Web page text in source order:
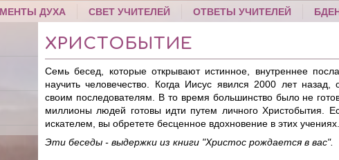
ДУХА СВЕТ УЧИТЕЛЕЙ ОТВЕТЫ УЧИТЕЛЕЙ
ХРИСТОБЫТИЕ
Семь бесед, которые открывают истинное, внутреннее
научить человечество. Когда Иисус явился 2000 лет назад,
своим последователям. В то время большинство было не
миллионы людей готовы идти путем личного Христобытия.
искателем, вы обретете бесценное вдохновение в этих учениях.
Эти беседы - выдержки из книги "Христос рождается в вас".